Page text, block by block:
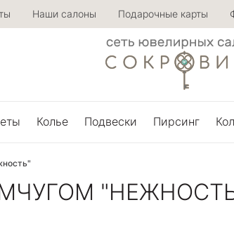
Наши салоны Подарочные карты
Колье Подвески Пирсинг